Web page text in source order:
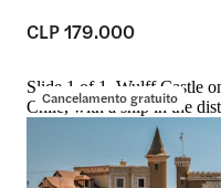
CLP 179.000
Cancelamento gratuito
Slide 1 of 1, Wulff Castle
Chile, with a ship in the